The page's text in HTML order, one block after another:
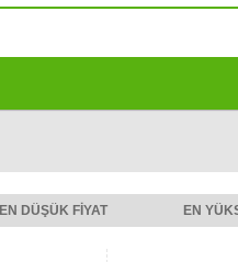
EN DÜŞÜK FIYAT EN